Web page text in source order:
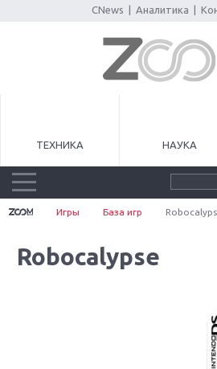
CNews Аналитика
ТЕХНИКА НАУКА
Игры База игр
Robocalypse